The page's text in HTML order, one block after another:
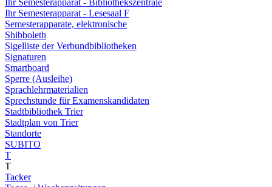
Ihr Semesterapparat - Bibliothekszentrale
Ihr Semesterapparat - Lesesaal F
Semesterapparate, elektronische
Shibboleth
Sigelliste der Verbundbibliotheken
Signaturen
Smartboard
Sperre (Ausleihe)
Sprachlehrmaterialien
Sprechstunde für Examenskandidaten
Stadtbibliothek Trier
Stadtplan von Trier
Standorte
SUBITO
T
T
Tacker